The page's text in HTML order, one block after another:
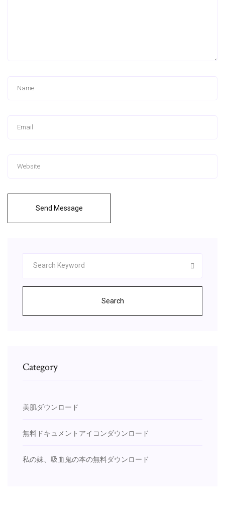
Send Message
Search
Category
美肌ダウンロード
無料ドキュメントアイコンダウンロード
私の妹、吸血鬼の本の無料ダウンロード